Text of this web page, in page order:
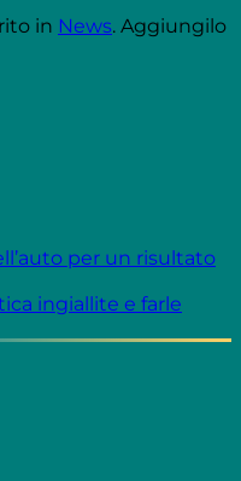
in News. Aggiungilo
per un risultato
ingiallite e farle